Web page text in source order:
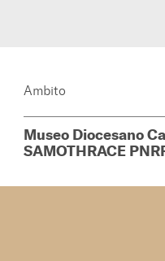
Ambito
Museo Diocesano
SAMOTHRACE